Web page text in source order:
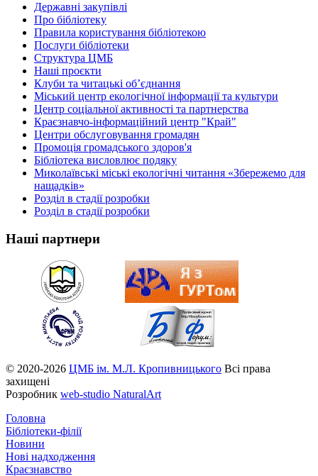
Державні закупівлі
Про бібліотеку
Правила користування бібліотекою
Послуги бібліотеки
Структура ЦМБ
Наші проєкти
Клуби та читацькі об’єднання
Міський центр екологічної інформації та культури
Центр соціальної активності та партнерства
Краєзнавчо-інформаційний центр "Край"
Центри обслуговування громадян
Промоція громадського здоров'я
Бібліотека висловлює подяку
Миколаївські міські екологічні читання «Збережемо для
нащадків»
Розділ в стадії розробки
Розділ в стадії розробки
Наші партнери
© 2020-2026 ЦМБ ім. М.Л. Кропивницького Всі права
захищені
Розробник web-studio NaturalArt
Головна
Бібліотеки-філії
Новини
Нові надходження
Краєзнавство